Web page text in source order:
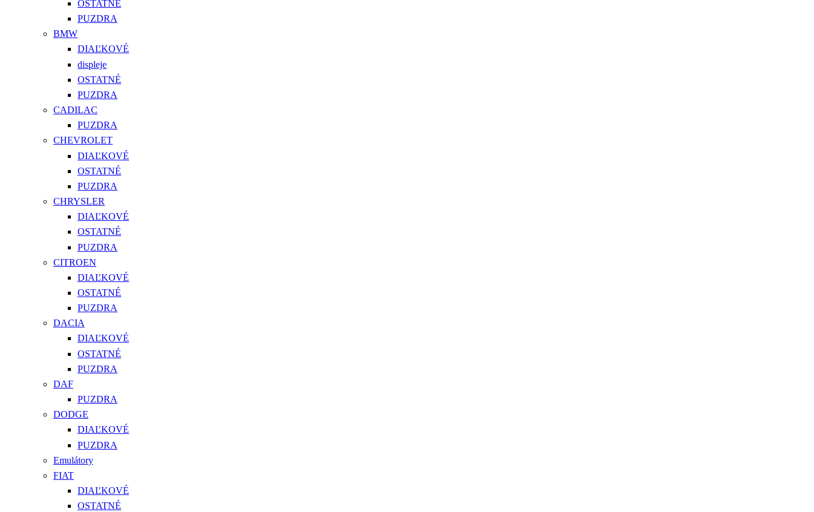
OSTATNÉ
PUZDRA
BMW
DIAĽKOVÉ
displeje
OSTATNÉ
PUZDRA
CADILAC
PUZDRA
CHEVROLET
DIAĽKOVÉ
OSTATNÉ
PUZDRA
CHRYSLER
DIAĽKOVÉ
OSTATNÉ
PUZDRA
CITROEN
DIAĽKOVÉ
OSTATNÉ
PUZDRA
DACIA
DIAĽKOVÉ
OSTATNÉ
PUZDRA
DAF
PUZDRA
DODGE
DIAĽKOVÉ
PUZDRA
Emulátory
FIAT
DIAĽKOVÉ
OSTATNÉ